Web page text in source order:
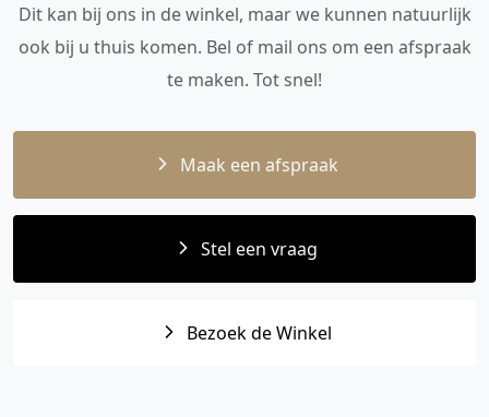
Dit kan bij ons in de winkel, maar we kunnen natuurlijk
ook bij u thuis komen. Bel of mail ons om een afspraak
te maken. Tot snel!
Maak een afspraak
Stel een vraag
Bezoek de Winkel